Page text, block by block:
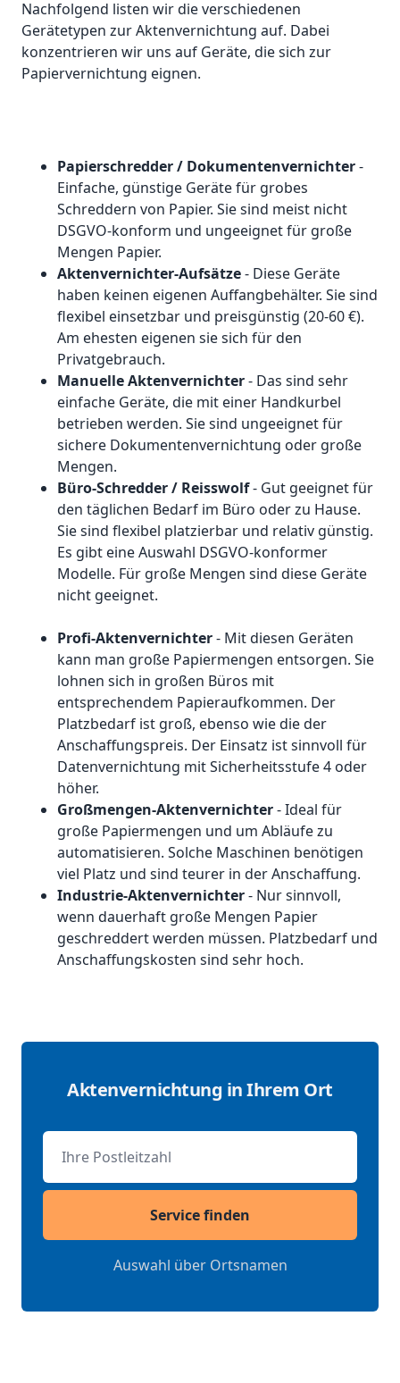
Nachfolgend listen wir die verschiedenen
Gerätetypen zur Aktenvernichtung auf. Dabei
konzentrieren wir uns auf Geräte, die sich zur
Papiervernichtung eignen.
Papierschredder / Dokumentenvernichter-
Einfache, günstige Geräte für grobes
Schreddern von Papier. Sie sind meist nicht
DSGVO-konform und ungeeignet für große
Mengen Papier.
Aktenvernichter-Aufsätze- Diese Geräte
haben keinen eigenen Auffangbehälter. Sie sind
flexibel einsetzbar und preisgünstig (20-60 €).
Am ehesten eigenen sie sich für den
Privatgebrauch.
Manuelle Aktenvernichter- Das sind sehr
einfache Geräte, die mit einer Handkurbel
betrieben werden. Sie sind ungeeignet für
sichere Dokumentenvernichtung oder große
Mengen.
Büro-Schredder / Reisswolf- Gut geeignet für
den täglichen Bedarf im Büro oder zu Hause.
Sie sind flexibel platzierbar und relativ günstig.
Es gibt eine Auswahl DSGVO-konformer
Modelle. Für große Mengen sind diese Geräte
nicht geeignet.
Profi-Aktenvernichter- Mit diesen Geräten
kann man große Papiermengen entsorgen. Sie
lohnen sich in großen Büros mit
entsprechendem Papieraufkommen. Der
Platzbedarf ist groß, ebenso wie die der
Anschaffungspreis. Der Einsatz ist sinnvoll für
Datenvernichtung mit Sicherheitsstufe 4 oder
höher.
Großmengen-Aktenvernichter- Ideal für
große Papiermengen und um Abläufe zu
automatisieren. Solche Maschinen benötigen
viel Platz und sind teurer in der Anschaffung.
Industrie-Aktenvernichter- Nur sinnvoll,
wenn dauerhaft große Mengen Papier
geschreddert werden müssen. Platzbedarf und
Anschaffungskosten sind sehr hoch.
Aktenvernichtung in Ihrem Ort
Postleitzahl
Service finden
Auswahl über Ortsnamen